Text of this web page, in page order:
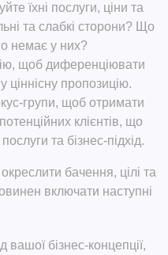
їхні послуги, ціни та
та слабкі сторони? Що
немає у них?
щоб диференціювати
ціннісну пропозицію.
групи, щоб отримати
клієнтів, що
та бізнес-підхід.
бачення, цілі та
включати наступні
вашої бізнес-концепції,